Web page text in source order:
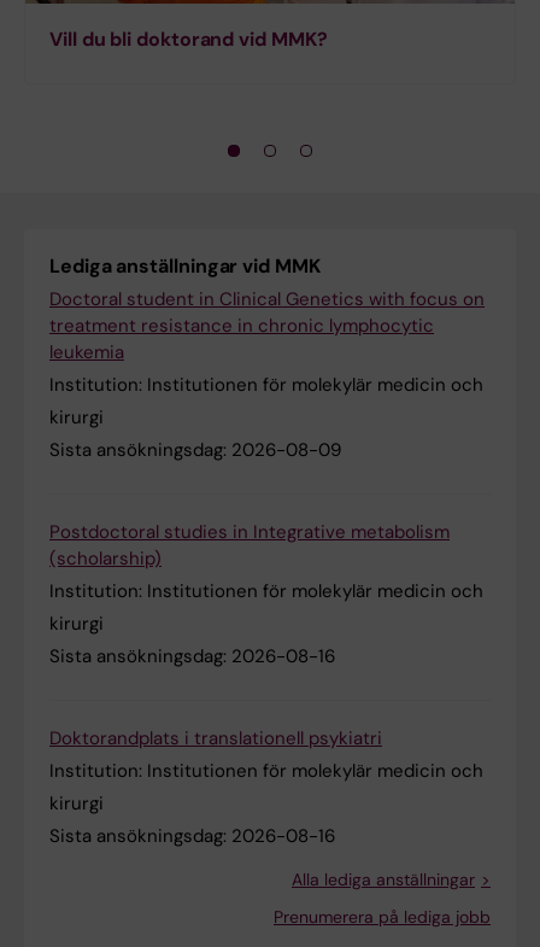
Vill du bli doktorand vid MMK?
Lediga anställningar vid MMK
Doctoral student in Clinical Genetics with focus on
treatment resistance in chronic lymphocytic
leukemia
Institution: Institutionen för molekylär medicin och
kirurgi
Sista ansökningsdag: 2026-08-09
Postdoctoral studies in Integrative metabolism
(scholarship)
Institution: Institutionen för molekylär medicin och
kirurgi
Sista ansökningsdag: 2026-08-16
Doktorandplats i translationell psykiatri
Institution: Institutionen för molekylär medicin och
kirurgi
Sista ansökningsdag: 2026-08-16
Alla lediga anställningar
Prenumerera på lediga jobb